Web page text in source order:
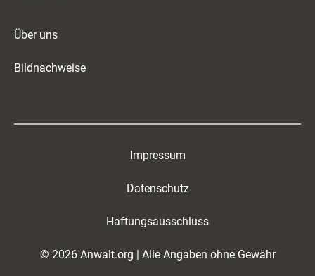
Über uns
Bildnachweise
Impressum
Datenschutz
Haftungsausschluss
© 2026 Anwalt.org | Alle Angaben ohne Gewähr